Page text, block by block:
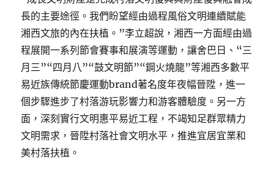
長的主要途徑。我們盼望經由過程風俗文明連續賦能
湘西文旅的內在扶植。”李立超說，湘西一方面經由過
程展開一系列節會賽事和展演等運動，讓舍巴日、“三
月三”“四月八”“鼓文明節”“鋼火燒龍”等湘西多數平
易近族傳統節慶運動brand著名度年夜幅晉陞，進一
個步驟進步了村落游玩影響力和游客體驗度。另一方
面，深刻實行文明惠平易近工程，不竭知足群眾精力
文明需求，晉陞村落社會文明水平，推進宜居宜業和
美村落扶植。